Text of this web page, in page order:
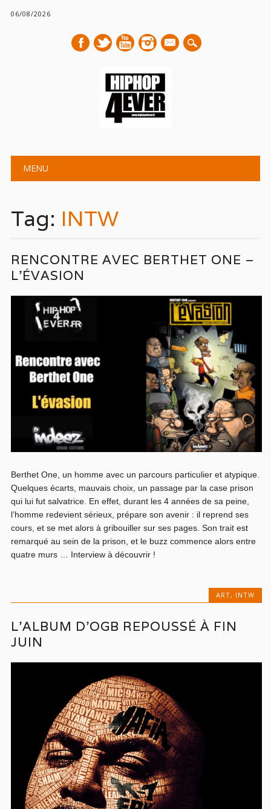
06/08/2026
mail
Main menu
MENU
Tag: INTW
RENCONTRE AVEC BERTHET ONE –
L’ÉVASION
Berthet One, un homme avec un parcours particulier et atypique.
Quelques écarts, mauvais choix, un passage par la case prison
qui lui fut salvatrice. En effet, durant les 4 années de sa peine,
l’homme redevient sérieux, prépare son avenir : il reprend ses
cours, et se met alors à gribouiller sur ses pages. Son trait est
remarqué au sein de la prison, et le buzz commence alors entre
quatre murs … Interview à découvrir !
ART, INTW
L’ALBUM D’OGB REPOUSSÉ À FIN
JUIN